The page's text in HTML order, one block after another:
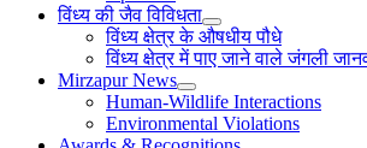
विंध्य की जैव विविधता
विंध्य क्षेत्र के औषधीय पौधे
विंध्य क्षेत्र में पाए जाने वाले जंगली
Mirzapur News
Human-Wildlife Interactions
Environmental Violations